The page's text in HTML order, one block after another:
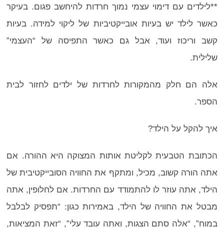
**לילדים עם דימוי עצמי נמוך חרדות להיחשב פגום. בעיקר
כאשר לילד יש בעיות אובייקטיביות של ליקוי למידה. בעיות
קשב וריכוז ועוד, אבל גם כאשר התפיסה של “העצמי”
שלילית.
אלה הם חלק מהמקורות לחרדות של ילדים לחזור לבית
הספר.
איך להקל על הילד?
הכתובת הטבעית לקליטת אותות המצוקה היא ההורה. אם
אתה הורה קשוב, מכיל, ומתקף את החוויה הסובייקטיבית של
הילד, אתה עוזר לו להתמודד עם החרדות. אם לחלופין, אתה
מבטל את החוויה של הילד, באמירות כגון: “תפסיק לבלבל
במוח”, “אלה סתם הצגות, ואתה עובד עלי”, “זאת המציאות,